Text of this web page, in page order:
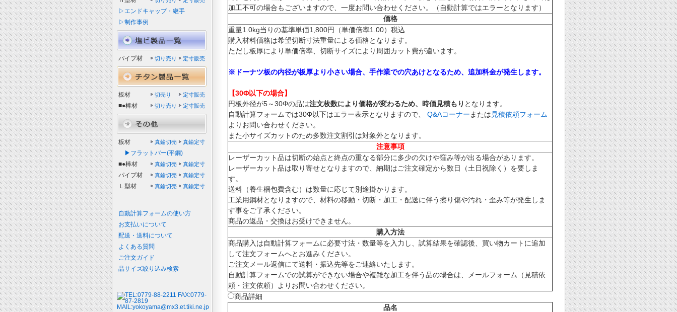
加工不可の場合もございますので、一度お問い合わせください。（自動計算ではエラーとなります）
価格
重量1.0kg当りの基準単価1,800円（単価倍率1.00）税込
購入材料価格は希望切断寸法重量による価格となります。
ただし板厚により単価倍率、切断サイズにより周囲カット費が違います。
※ドーナツ板の内径が板厚より小さい場合、手作業での穴あけとなるため、追加料金が発生します。
【30Φ以下の場合】
円板外径が5～30Φの品は注文枚数により価格が変わるため、時価見積もり となります。
自動計算フォームでは30Φ以下はエラー表示となりますので、 Q&Aコーナー または 見積依頼フォーム
よりお問い合わせください。
また小サイズカットのため多数注文割引は対象外となります。
注意事項
レーザーカット品は切断の始点と終点の重なる部分に多少の欠けや窪み等が出る場合があります。
レーザーカット品は取り寄せとなりますので、納期はご注文確定から数日（土日祝除く）を要しま
す。
送料（養生梱包費含む）は数量に応じて別途掛かります。
工業用鋼材となりますので、材料の移動・切断・加工・配送に伴う擦り傷や汚れ・歪み等が発生しま
す事をご了承ください。
商品の返品・交換はお受けできません。
購入方法
商品購入は自動計算フォームに必要寸法・数量等を入力し、試算結果を確認後、買い物カートに追加
して注文フォームへとお進みください。
ご注文メール返信にて送料・振込先等をご連絡いたします。
自動計算フォームでの試算ができない場合や複雑な加工を伴う品の場合は、メールフォーム（見積依
頼・注文依頼）よりお問い合わせください。
商品詳細
品名
▷エンドキャップ・継手
▷制作事例
パイプ材 切り売り 定寸販売
板材 切売り 定寸販売
■●棒材 切り売り 定寸販売
板材 真鍮切売 真鍮定寸
▶フラットバー(平鋼)
■●棒材
真鍮切売 真鍮定寸
パイプ材 真鍮切売 真鍮定寸
Ｌ型材 真鍮切売 真鍮定寸
自動計算フォームの使い方
お支払いについて
配送・送料について
よくある質問
ご注文ガイド
品サイズ絞り込み検索